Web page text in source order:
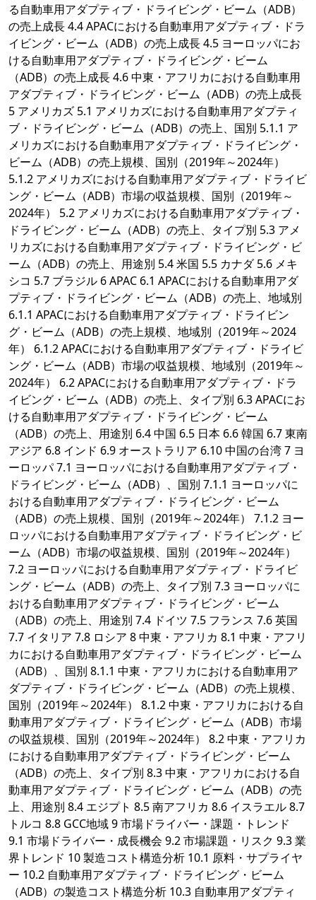
る自動車用アダプティブ・ドライビング・ビーム（ADB）
の売上成長 4.4 APACにおける自動車用アダプティブ・ドラ
イビング・ビーム（ADB）の売上成長 4.5 ヨーロッパにお
ける自動車用アダプティブ・ドライビング・ビーム
（ADB）の売上成長 4.6 中東・アフリカにおける自動車用
アダプティブ・ドライビング・ビーム（ADB）の売上成長
5 アメリカズ 5.1 アメリカズにおける自動車用アダプティ
ブ・ドライビング・ビーム（ADB）の売上、国別 5.1.1 ア
メリカズにおける自動車用アダプティブ・ドライビング・
ビーム（ADB）の売上規模、国別（2019年～2024年）
5.1.2 アメリカズにおける自動車用アダプティブ・ドライビ
ング・ビーム（ADB）市場の収益規模、国別（2019年～
2024年） 5.2 アメリカズにおける自動車用アダプティブ・
ドライビング・ビーム（ADB）の売上、タイプ別 5.3 アメ
リカズにおける自動車用アダプティブ・ドライビング・ビ
ーム（ADB）の売上、用途別 5.4 米国 5.5 カナダ 5.6 メキ
シコ 5.7 ブラジル 6 APAC 6.1 APACにおける自動車用アダ
プティブ・ドライビング・ビーム（ADB）の売上、地域別
6.1.1 APACにおける自動車用アダプティブ・ドライビン
グ・ビーム（ADB）の売上規模、地域別（2019年～2024
年） 6.1.2 APACにおける自動車用アダプティブ・ドライビ
ング・ビーム（ADB）市場の収益規模、地域別（2019年～
2024年） 6.2 APACにおける自動車用アダプティブ・ドラ
イビング・ビーム（ADB）の売上、タイプ別 6.3 APACにお
ける自動車用アダプティブ・ドライビング・ビーム
（ADB）の売上、用途別 6.4 中国 6.5 日本 6.6 韓国 6.7 東南
アジア 6.8 インド 6.9 オーストラリア 6.10 中国の台湾 7 ヨ
ーロッパ 7.1 ヨーロッパにおける自動車用アダプティブ・
ドライビング・ビーム（ADB）、国別 7.1.1 ヨーロッパに
おける自動車用アダプティブ・ドライビング・ビーム
（ADB）の売上規模、国別（2019年～2024年） 7.1.2 ヨー
ロッパにおける自動車用アダプティブ・ドライビング・ビ
ーム（ADB）市場の収益規模、国別（2019年～2024年）
7.2 ヨーロッパにおける自動車用アダプティブ・ドライビ
ング・ビーム（ADB）の売上、タイプ別 7.3 ヨーロッパに
おける自動車用アダプティブ・ドライビング・ビーム
（ADB）の売上、用途別 7.4 ドイツ 7.5 フランス 7.6 英国
7.7 イタリア 7.8 ロシア 8 中東・アフリカ 8.1 中東・アフリ
カにおける自動車用アダプティブ・ドライビング・ビーム
（ADB）、国別 8.1.1 中東・アフリカにおける自動車用ア
ダプティブ・ドライビング・ビーム（ADB）の売上規模、
国別（2019年～2024年） 8.1.2 中東・アフリカにおける自
動車用アダプティブ・ドライビング・ビーム（ADB）市場
の収益規模、国別（2019年～2024年） 8.2 中東・アフリカ
における自動車用アダプティブ・ドライビング・ビーム
（ADB）の売上、タイプ別 8.3 中東・アフリカにおける自
動車用アダプティブ・ドライビング・ビーム（ADB）の売
上、用途別 8.4 エジプト 8.5 南アフリカ 8.6 イスラエル 8.7
トルコ 8.8 GCC地域 9 市場ドライバー・課題・トレンド
9.1 市場ドライバー・成長機会 9.2 市場課題・リスク 9.3 業
界トレンド 10 製造コスト構造分析 10.1 原料・サプライヤ
ー 10.2 自動車用アダプティブ・ドライビング・ビーム
（ADB）の製造コスト構造分析 10.3 自動車用アダプティ